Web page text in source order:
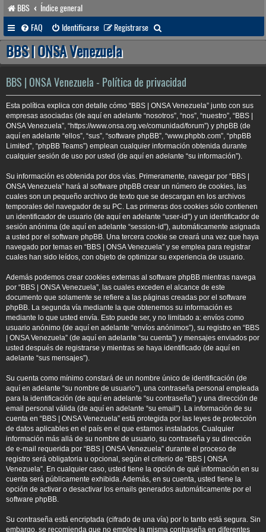
BBS
Índice general
FAQ
Identificarse Registrarse
u
a
r
BBS | ONSA Venezuela
BBS | ONSA Venezuela - Política de privacidad
Esta política explica con detalle cómo “BBS | ONSA Venezuela” junto con sus
empresas asociadas (de aquí en adelante “nosotros”, “nos”, “nuestro”, “BBS |
ONSA Venezuela”, “https://www.onsa.org.ve/comunidad/forum”) y phpBB (de
aquí en adelante “ellos”, “sus”, “software phpBB”, “www.phpbb.com”, “phpBB
Limited”, “phpBB Teams”) emplean cualquier información obtenida durante
cualquier sesión de uso por usted (de aquí en adelante “su información”).
Su información es obtenida por dos vías. Primeramente, navegar por “BBS |
ONSA Venezuela” hará al software phpBB crear un número de cookies, las
cuales son un pequeño archivo de texto que se descargan en los archivos
temporales del navegador de su PC. Las primeras dos cookies sólo contienen
un identificador de usuario (de aquí en adelante “user-id”) y un identificador de
sesión anónima (de aquí en adelante “session-id”), automáticamente asignada
a usted por el software phpBB. Una tercera cookie se creará una vez que haya
navegado por temas en “BBS | ONSA Venezuela” y se emplea para registrar
cuales han sido leídos, con objeto de optimizar su experiencia de usuario.
Además podemos crear cookies externas al software phpBB mientras navega
por “BBS | ONSA Venezuela”, las cuales exceden el alcance de este
documento que solamente se refiere a las páginas creadas por el software
phpBB. La segunda vía mediante la que obtenemos su información es
mediante lo que usted envía. Esto puede ser, y no limitado a: envíos como
usuario anónimo (de aquí en adelante “envíos anónimos”), su registro en “BBS
| ONSA Venezuela” (de aquí en adelante “su cuenta”) y mensajes enviados por
usted después de registrarse y mientras se haya identificado (de aquí en
adelante “sus mensajes”).
Su cuenta como mínimo constará de un nombre único de identificación (de
aquí en adelante “su nombre de usuario”), una contraseña personal empleada
para la identificación (de aquí en adelante “su contraseña”) y una dirección de
email personal válida (de aquí en adelante “su email”). La información de su
cuenta en “BBS | ONSA Venezuela” está protegida por las leyes de protección
de datos aplicables en el país en el que estamos instalados. Cualquier
información más allá de su nombre de usuario, su contraseña y su dirección
de e-mail requerida por “BBS | ONSA Venezuela” durante el proceso de
registro será obligatoria u opcional, según el criterio de “BBS | ONSA
Venezuela”. En cualquier caso, usted tiene la opción de qué información en su
cuenta será públicamente exhibida. Además, en su cuenta, usted tiene la
opción de activar o desactivar los emails generados automáticamente por el
software phpBB.
Su contraseña está encriptada (cifrado de una vía) por lo tanto está segura. Sin
embargo, se recomienda que no emplee la misma contraseña en diferentes